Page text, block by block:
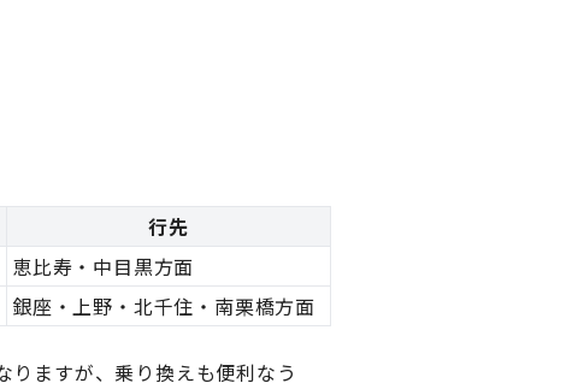
行先
恵比寿・中目黒方面
銀座・上野・北千住・南栗橋方面
りますが、乗り換えも便利なう